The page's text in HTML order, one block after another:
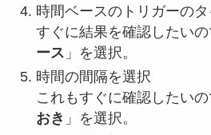
時間ベースのトリガーの
すぐに結果を確認したいの
ース 」を選択。
時間の間隔を選択
これもすぐに確認したい
おき 」を選択。